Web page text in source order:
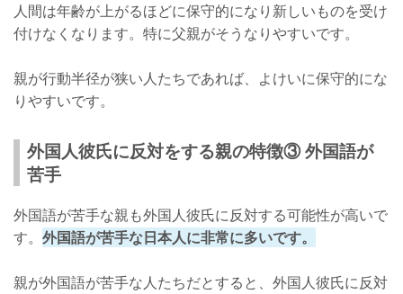
さいごに
人間は年齢が上がるほどに保守的になり新しいものを受け
付けなくなります。特に父親がそうなりやすいです。
親が行動半径が狭い人たちであれば、よけいに保守的にな
りやすいです。
外国人彼氏に反対をする親の特徴③ 外国語が
苦手
外国語が苦手な親も外国人彼氏に反対する可能性が高いで
す。 外国語が苦手な日本人に非常に多いです。
親が外国語が苦手な人たちだとすると、外国人彼氏に反対